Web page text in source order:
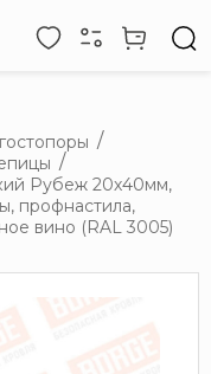
Рубеж 20х40мм,
профнастила,
вино (RAL 3005)